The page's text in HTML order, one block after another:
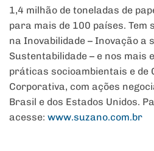
1,4 milhão de toneladas de
para mais de 100 países. Tem
na Inovabilidade – Inovação a
Sustentabilidade – e nos mais
práticas socioambientais e de
Corporativa, com ações
Brasil e dos Estados Unidos.
acesse: www.suzano.com.br